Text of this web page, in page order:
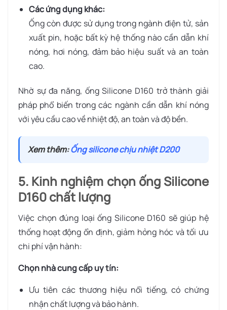
Các ứng dụng khác:
Ống còn được sử dụng trong ngành điện tử, sản
xuất pin, hoặc bất kỳ hệ thống nào cần dẫn khí
nóng, hơi nóng, đảm bảo hiệu suất và an toàn
cao.
Nhờ sự đa năng, ống Silicone D160 trở thành giải
pháp phổ biến trong các ngành cần dẫn khí nóng
với yêu cầu cao về nhiệt độ, an toàn và độ bền.
Xem thêm:Ống silicone chịu nhiệt D200
5. Kinh nghiệm chọn ống Silicone
D160 chất lượng
Việc chọn đúng loại ống Silicone D160 sẽ giúp hệ
thống hoạt động ổn định, giảm hỏng hóc và tối ưu
chi phí vận hành:
Chọn nhà cung cấp uy tín:
Ưu tiên các thương hiệu nổi tiếng, có chứng
nhận chất lượng và bảo hành.